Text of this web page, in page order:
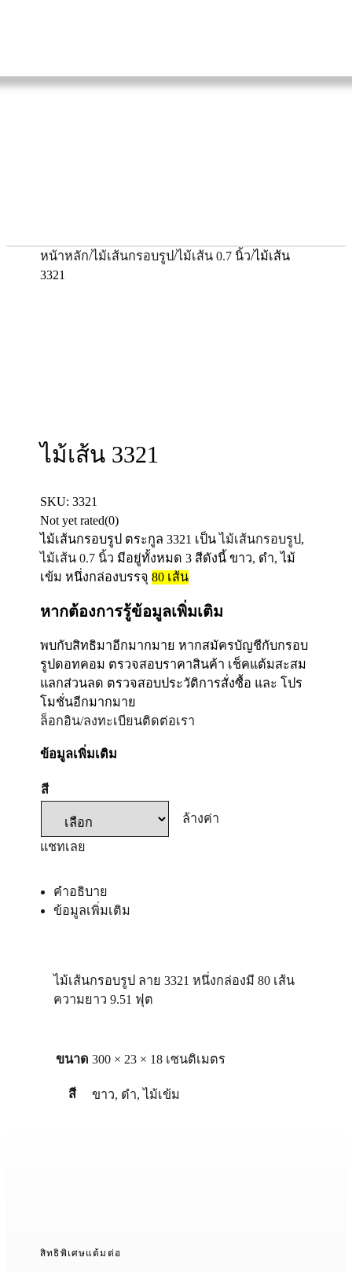
หน้าหลัก/ไม้เส้นกรอบรูป/ไม้เส้น 0.7 นิ้ว/ไม้เส้น
3321
ไม้เส้น 3321
SKU:3321
Not yet rated(0)
ไม้เส้นกรอบรูป ตระกูล3321 เป็นไม้เส้นกรอบรูป,
ไม้เส้น 0.7 นิ้ว มีอยู่ทั้งหมด 3 สีดังนี้ ขาว, ดำ, ไม้
เข้ม หนึ่งกล่องบรรจุ80 เส้น
หากต้องการรู้ข้อมูลเพิ่มเติม
พบกับสิทธิมาอีกมากมาย หากสมัครบัญชีกับกรอบ
รูปดอทคอม ตรวจสอบราคาสินค้า เช็คแต้มสะสม
แลกส่วนลด ตรวจสอบประวัติการสั่งซื้อ และ โปร
โมชั่นอีกมากมาย
ล็อกอิน/ลงทะเบียนติดต่อเรา
ข้อมูลเพิ่มเติม
สี
ล้างค่า
แชทเลย
คำอธิบาย
ข้อมูลเพิ่มเติม
ไม้เส้นกรอบรูป ลาย 3321 หนึ่งกล่องมี 80 เส้น
ความยาว 9.51 ฟุต
ขนาด 300 × 23 × 18 เซนติเมตร
สี ขาว, ดำ, ไม้เข้ม
สิทธิพิเศษแต้มต่อ